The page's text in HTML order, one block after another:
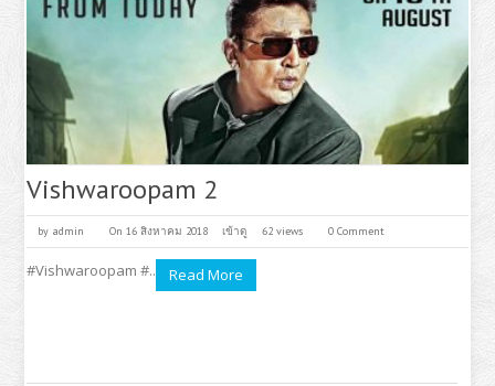
Vishwaroopam 2
by admin On 16 สิงหาคม 2018 เข้าดู 62 views 0 Comment
#Vishwaroopam #.. Read More